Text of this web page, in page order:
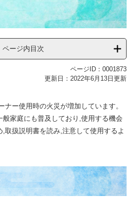
ページ内目次
ページID：0001873
更新日：2022年6月13日更新
ナー使用時の火災が増加しています。
家庭にも普及しており,使用する機会
取扱説明書を読み,注意して使用するよ